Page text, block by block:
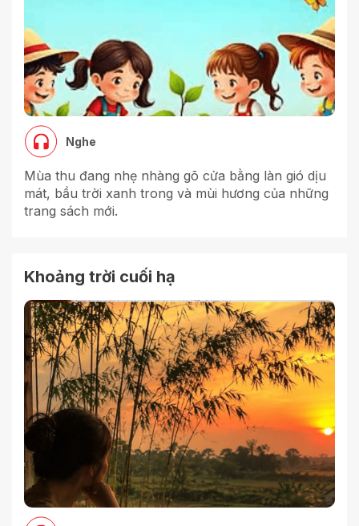
Nghe
Mùa thu đang nhẹ nhàng gõ cửa bằng làn gió dịu
mát, bầu trời xanh trong và mùi hương của những
trang sách mới.
Khoảng trời cuối hạ